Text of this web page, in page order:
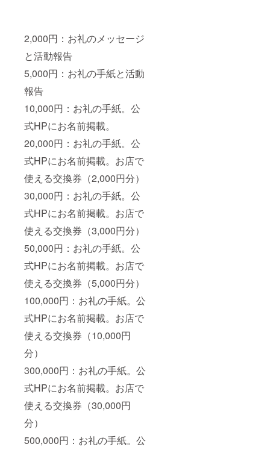
2,000円：お礼のメッセージ
と活動報告
5,000円：お礼の手紙と活動
報告
10,000円：お礼の手紙。公
式HPにお名前掲載。
20,000円：お礼の手紙。公
式HPにお名前掲載。お店で
使える交換券（2,000円分）
30,000円：お礼の手紙。公
式HPにお名前掲載。お店で
使える交換券（3,000円分）
50,000円：お礼の手紙。公
式HPにお名前掲載。お店で
使える交換券（5,000円分）
100,000円：お礼の手紙。公
式HPにお名前掲載。お店で
使える交換券（10,000円
分）
300,000円：お礼の手紙。公
式HPにお名前掲載。お店で
使える交換券（30,000円
分）
500,000円：お礼の手紙。公